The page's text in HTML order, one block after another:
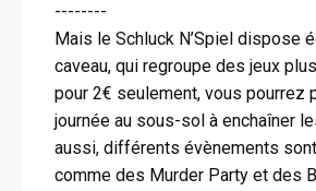
--------
Mais le Schluck N’Spiel dispose
caveau, qui regroupe des jeux
pour 2€ seulement, vous pourrez
journée au sous-sol à enchaîner
aussi, différents évènements
comme des Murder Party et des